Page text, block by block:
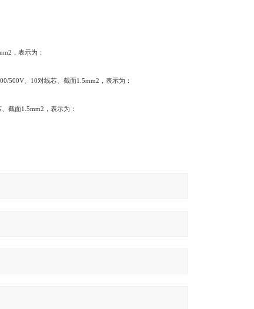
，表示为：
500V 10对线芯、截面1.5mm2 ，表示为：
、截面1.5mm2 ，表示为：